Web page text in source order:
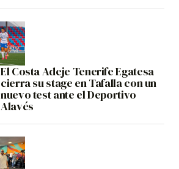
El Costa Adeje Tenerife Egatesa
cierra su stage en Tafalla con un
nuevo test ante el Deportivo
Alavés